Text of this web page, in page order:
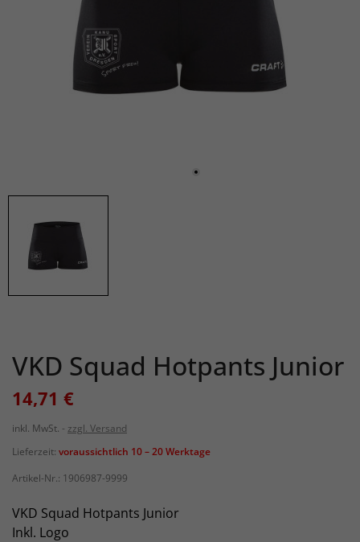
VKD Squad Hotpants Junior
14,71 €
inkl. MwSt.
zzgl. Versand
Lieferzeit: voraussichtlich 10 – 20 Werktage
Artikel-Nr.: 1906987-9999
VKD Squad Hotpants Junior
Inkl. Logo